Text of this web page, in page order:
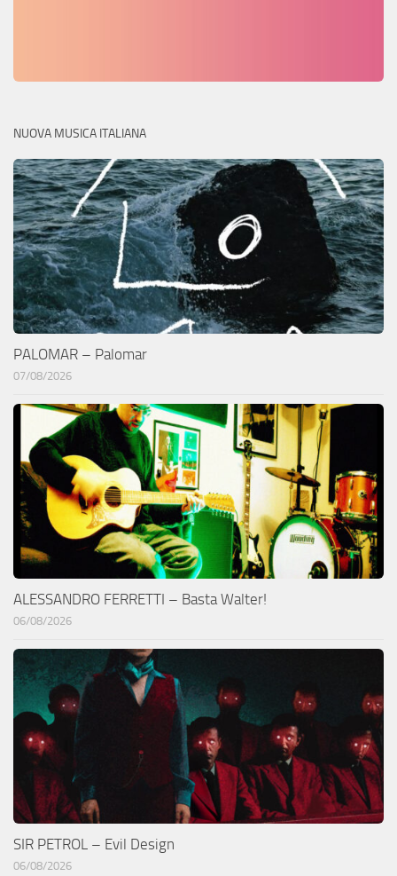
NUOVA MUSICA ITALIANA
PALOMAR – Palomar
07/08/2026
ALESSANDRO FERRETTI – Basta Walter!
06/08/2026
SIR PETROL – Evil Design
06/08/2026